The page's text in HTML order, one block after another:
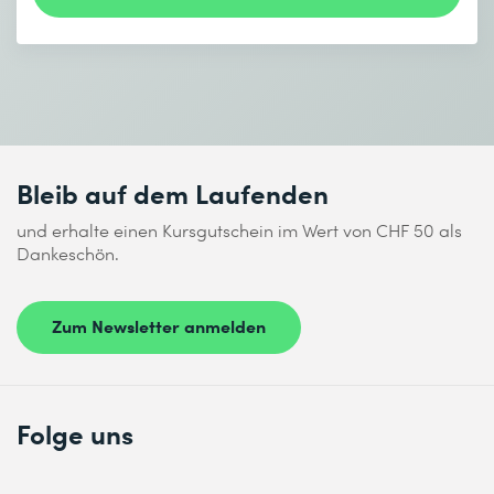
Bleib auf dem Laufenden
und erhalte einen Kursgutschein im Wert von CHF 50 als
Dankeschön.
Zum Newsletter anmelden
Folge uns